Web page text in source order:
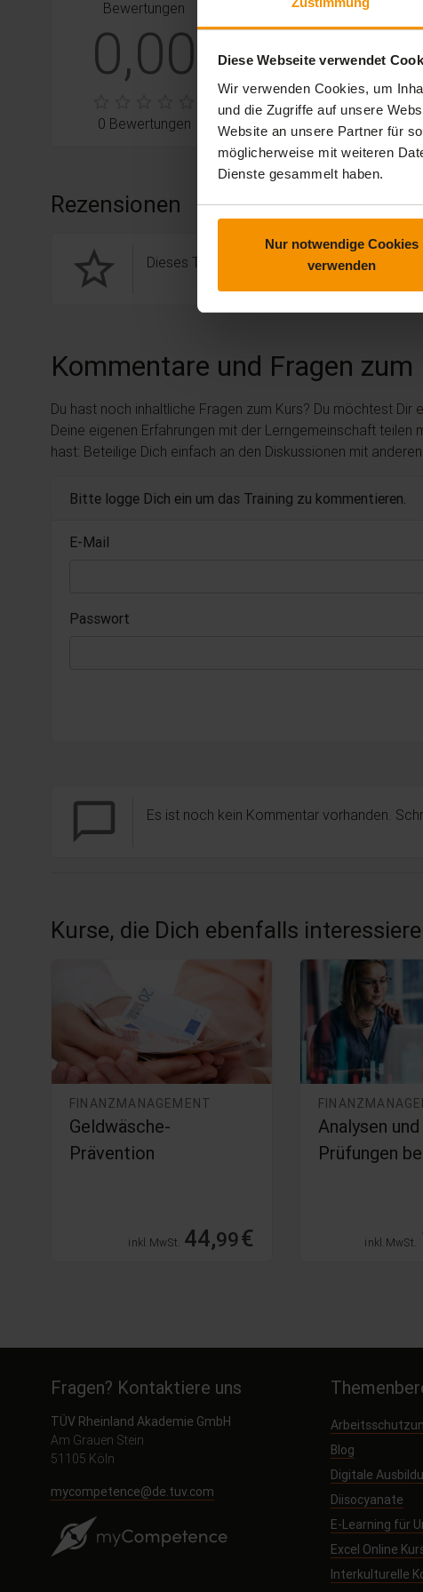
Diese Webseite verwendet
Wir verwenden Cookies, um
und die Zugriffe auf unsere
Website an unsere Partner für
möglicherweise mit weiteren
Dienste gesammelt haben.
Nur notwendige Cookies
verwenden
Bewertungen
0,00
0 Bewertungen
stars: 0
Bewertungen
2stars: 0
Bewertungen
1stars: 0
Bewertungen
Rezensionen
star_border Dieses Training hat noch keine Rezension
Kommentare und Fragen zum
Du hast noch inhaltliche Fragen zum Kurs? Du möchtest
Deine eigenen Erfahrungen mit der Lerngemeinschaft
hast: Beteilige Dich einfach an den Diskussionen mit
Bitte logge Dich ein um das Training zu kommentieren.
E-Mail
Passwort
chat_bubble_outline Es ist noch kein Kommentar vorhanden.
Kurse, die Dich ebenfalls
FINANZMANAGEMENT
Geldwäsche-
Prävention
inkl. MwSt. 44,99€
Analysen und
Prüfungen
inkl. MwSt.
Fragen? Kontaktiere uns
TÜV Rheinland Akademie GmbH
Am Grauen Stein
51105 Köln
mycompetence@de.tuv.com
Blog
Digitale
Diisocyanate
E-Learning für
Excel Online
Interkulturelle